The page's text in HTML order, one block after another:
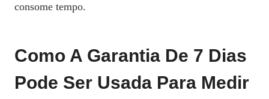
consome tempo.
Como A Garantia De 7 Dias
Pode Ser Usada Para Medir